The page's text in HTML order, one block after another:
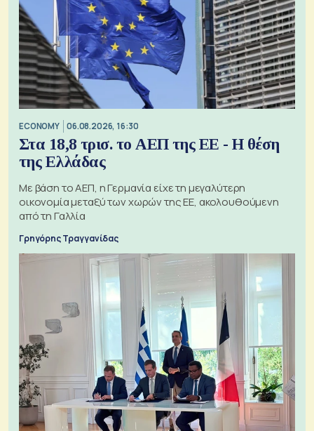
ECONOMY 06.08.2026, 16:30
Στα 18,8 τρισ. το ΑΕΠ της ΕΕ - Η θέση
της Ελλάδας
Με βάση το ΑΕΠ, η Γερμανία είχε τη μεγαλύτερη
οικονομία μεταξύ των χωρών της ΕΕ, ακολουθούμενη
από τη Γαλλία
Γρηγόρης Τραγγανίδας